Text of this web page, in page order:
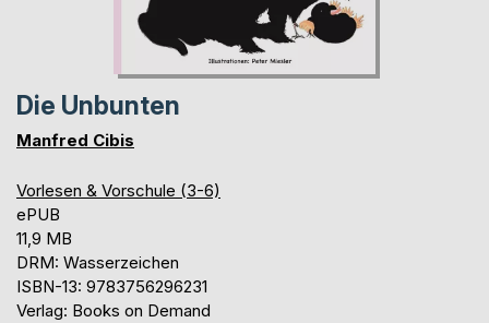
Die Unbunten
Manfred Cibis
Vorlesen & Vorschule (3-6)
ePUB
11,9 MB
DRM: Wasserzeichen
ISBN-13: 9783756296231
Verlag: Books on Demand